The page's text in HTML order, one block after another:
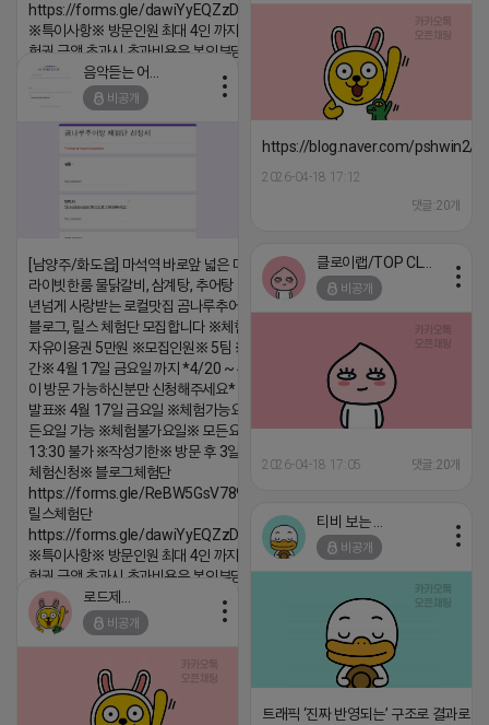
https://forms.gle/dawiYyEQZzDdqf8W8
※특이사항※ 방문인원 최대 4인 까지 가능 체
험권 금액 초과시 초과비용은 본인부담입니다.
2026-04-18 17:13
https://blog.naver.com/pshwin2/
2026-04-18 17:12
댓글:20개
비공개
[남양주/화도읍] 마석역 바로앞 넓은 매장과, 프
라이빗한룸 물닭갈비, 삼계탕, 추어탕 맛집 10
년넘게 사랑받는 로컬맛집 곰나루추어탕에서
블로그, 릴스 체험단 모집합니다 ※체험메뉴※
자유이용권 5만원 ※모집인원※ 5팀 ※모집기
간※ 4월 17일 금요일 까지 *4/20 ~ 4/26 사
이 방문 가능하신분만 신청해주세요* ※체험단
발표※ 4월 17일 금요일 ※체험가능요일※ 모
든요일 가능 ※체험불가요일※ 모든요일 12 ~
13:30 불가 ※작성기한※ 방문 후 3일 이내 ※
체험신청※ 블로그체험단
https://forms.gle/ReBW5GsV789ur2Pz6
릴스체험단
https://forms.gle/dawiYyEQZzDdqf8W8
※특이사항※ 방문인원 최대 4인 까지 가능 체
험권 금액 초과시 초과비용은 본인부담입니다.
2026-04-18 17:12
비공개
2026-04-18 17:05 댓글:20개
비공개
트래픽 ‘진짜 반영되는’ 구조로 결과로
비공개